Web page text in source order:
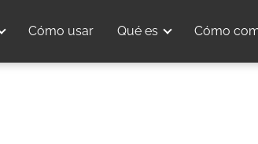
Cómo usar Qué es Cómo